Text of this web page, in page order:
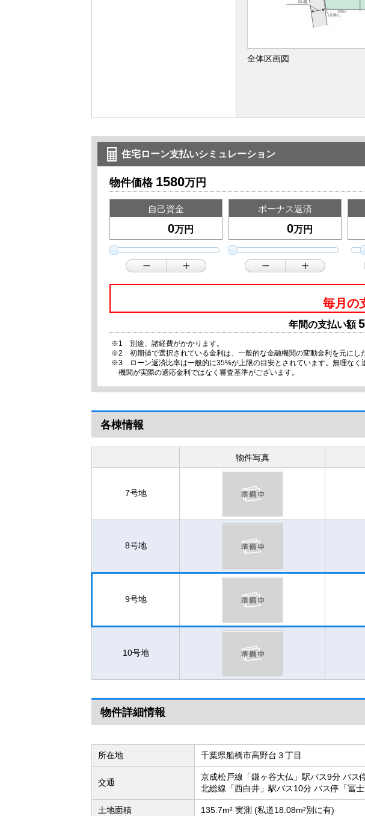
全体区画図
住宅ローン支払いシミュレーション
物件価格 1580万円
自己資金
万円
ボーナス返済
万円
毎月の
年間の支払い額
※1 別途、諸経費がかかります。
※2 初期値で選択されている金利は、一般的な金融機関の変動金利を元にし
※3 ローン返済比率は一般的に35%が上限の目安とされています。無理なく
機関が実際の適応金利ではなく審査基準がございます。
各棟情報
物件写真
7号地
8号地
9号地
10号地
物件詳細情報
所在地 千葉県船橋市高野台３丁目
交通
京成松戸線「鎌ヶ谷大仏」駅バス9分 バス
北総線「西白井」駅バス10分 バス停「冨
土地面積 135.7m² 実測 (私道18.08m²別に有)